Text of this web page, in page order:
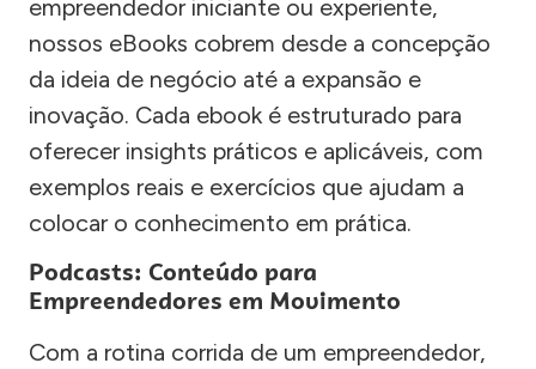
empreendedor iniciante ou experiente,
nossos eBooks cobrem desde a concepção
da ideia de negócio até a expansão e
inovação. Cada ebook é estruturado para
oferecer insights práticos e aplicáveis, com
exemplos reais e exercícios que ajudam a
colocar o conhecimento em prática.
Podcasts: Conteúdo para
Empreendedores em Movimento
Com a rotina corrida de um empreendedor,